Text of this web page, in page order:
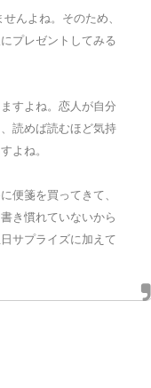
んよね。そのため、
プレゼントしてみる
すよね。恋人が自分
読めば読むほど気持
よね。
便箋を買ってきて、
き慣れていないから
サプライズに加えて